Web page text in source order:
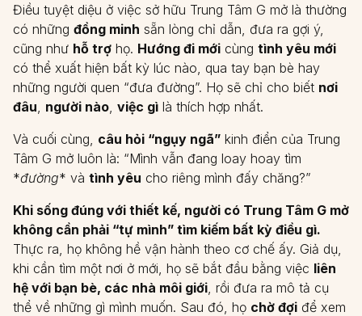
Điều tuyệt diệu ở việc sở hữu Trung Tâm G mở là thường
có những đồng minh sẵn lòng chỉ dẫn, đưa ra gợi ý,
cũng như hỗ trợ họ. Hướng đi mới cùng tình yêu mới
có thể xuất hiện bất kỳ lúc nào, qua tay bạn bè hay
những người quen “đưa đường”. Họ sẽ chỉ cho biết nơi
đâu người nào việc gì là thích hợp nhất.
Và cuối cùng, câu hỏi “ngụy ngã” kinh điển của Trung
Tâm G mở luôn là: “Mình vẫn đang loay hoay tìm
*đường* và tình yêu cho riêng mình đấy chăng?”
Khi sống đúng với thiết kế, người có Trung Tâm G mở
không cần phải “tự mình” tìm kiếm bất kỳ điều gì.
Thực ra, họ không hề vận hành theo cơ chế ấy. Giả dụ,
khi cần tìm một nơi ở mới, họ sẽ bắt đầu bằng việc liên
hệ với bạn bè, các nhà môi giới , rồi đưa ra mô tả cụ
thể về những gì mình muốn. Sau đó, họ chờ đợi để xem